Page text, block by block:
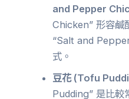
and Pepper
Chicken” 形容鹹
“Salt and
式。
豆花 (Tofu
Pudding” 是比較